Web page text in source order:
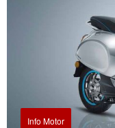
Info Motor